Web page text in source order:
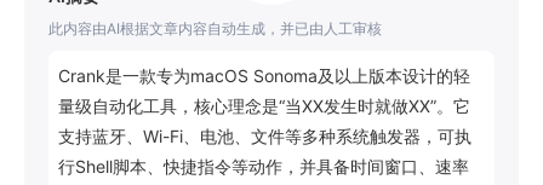
此内容由AI根据文章内容自动生成，并已由人工审核
Crank是一款专为macOS Sonoma及以上版本设计的轻
量级自动化工具，核心理念是“当XX发生时就做XX”。它
支持蓝牙、Wi-Fi、电池、文件等多种系统触发器，可执
行Shell脚本、快捷指令等动作，并具备时间窗口、速率